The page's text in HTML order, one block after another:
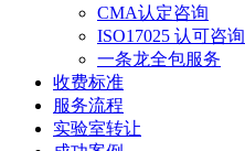
CMA认定咨询
ISO17025 认可咨询
一条龙全包服务
收费标准
服务流程
实验室转让